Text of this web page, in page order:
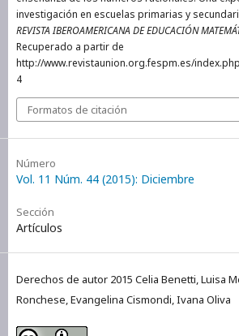
investigación en escuelas primarias y
REVISTA IBEROAMERICANA DE EDUCACIÓN
Recuperado a partir de
http://www.revistaunion.org.fespm.es/
4
Formatos de citación
Número
Vol. 11 Núm. 44 (2015): Diciembre
Sección
Artículos
Derechos de autor 2015 Celia Benetti, Luisa
Ronchese, Evangelina Cismondi, Ivana Oliva